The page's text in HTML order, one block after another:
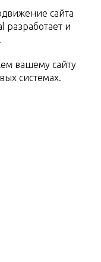
сайта
разработает и
вашему сайту
системах.